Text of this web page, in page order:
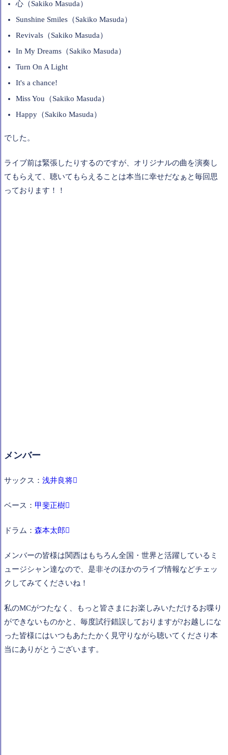
心（Sakiko Masuda）
Sunshine Smiles（Sakiko Masuda）
Revivals（Sakiko Masuda）
In My Dreams（Sakiko Masuda）
Turn On A Light
It's a chance!
Miss You（Sakiko Masuda）
Happy（Sakiko Masuda）
でした。
ライブ前は緊張したりするのですが、オリジナルの曲を演奏し
てもらえて、聴いてもらえることは本当に幸せだなぁと毎回思
っております！！
メンバー
サックス： 浅井良将
ベース： 甲斐正樹
ドラム： 森本太郎
メンバーの皆様は関西はもちろん全国・世界と活躍しているミ
ュージシャン達なので、是非そのほかのライブ情報などチェッ
クしてみてくださいね！
私のMCがつたなく、もっと皆さまにお楽しみいただけるお喋り
ができないものかと、毎度試行錯誤しておりますが?お越しにな
った皆様にはいつもあたたかく見守りながら聴いてくださり本
当にありがとうございます。